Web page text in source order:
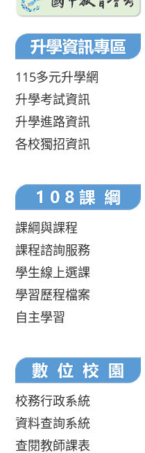
115多元升學網
升學考試資訊
升學進路資訊
各校獨招資訊
課綱與課程
課程諮詢服務
學生線上選課
學習歷程檔案
自主學習
校務行政系統
資料查詢系統
查閱教師課表